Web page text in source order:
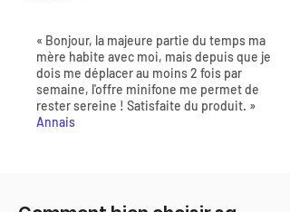
« Bonjour, la majeure partie du temps ma
mère habite avec moi, mais depuis que je
dois me déplacer au moins 2 fois par
semaine, l'offre minifone me permet de
rester sereine ! Satisfaite du produit. »
Annais